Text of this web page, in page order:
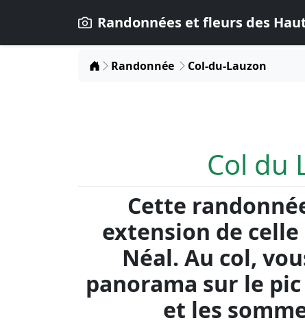
Randonnées et fleurs des
Home
Randonnée Col-du-Lauzon
Col du
Cette
extension de
Néal. Au col,
panorama sur le pic
et les